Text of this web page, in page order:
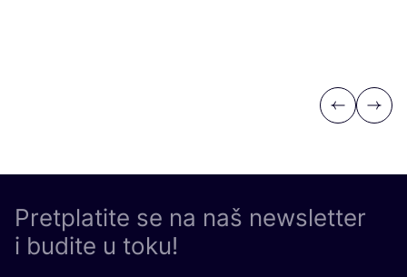
Previous
Next
Pretplatite se na naš newsletter
i budite u toku!